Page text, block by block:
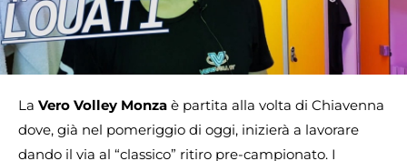
La Vero Volley Monza è partita alla volta di Chiavenna
dove, già nel pomeriggio di oggi, inizierà a lavorare
dando il via al “classico” ritiro pre-campionato. I